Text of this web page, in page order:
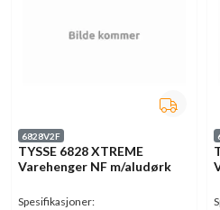
6828V2F
TYSSE 6828 XTREME
Varehenger NF m/aludørk
Spesifikasjoner: